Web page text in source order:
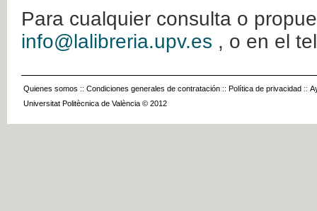
Para cualquier consulta o
info@lalibreria.upv.es , o en el
Quienes somos :: Condiciones generales de contratación :: Política de privacidad ::
Universitat Politècnica de València © 2012